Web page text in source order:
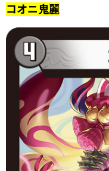
コオニ鬼麗